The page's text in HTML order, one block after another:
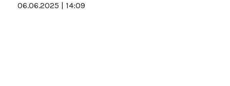
06.06.2025 | 14:09